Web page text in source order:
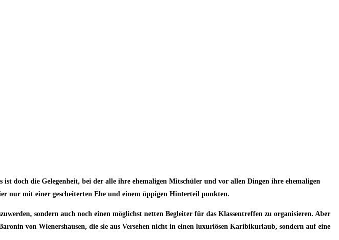
doch die Gelegenheit, bei der alle ihre ehemaligen Mitschüler und vor allen Dingen ihre ehemaligen
nur mit einer gescheiterten Ehe und einem üppigen Hinterteil punkten.
sondern auch noch einen möglichst netten Begleiter für das Klassentreffen zu organisieren. Aber
von Wienershausen, die sie aus Versehen nicht in einen luxuriösen Karibikurlaub, sondern auf eine